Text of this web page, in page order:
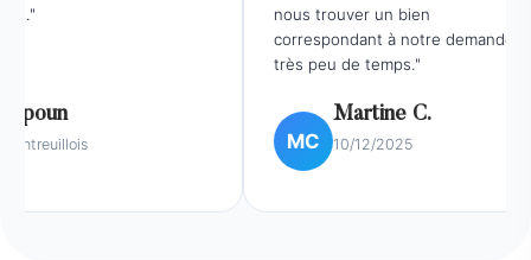
nous trouver un bien
correspondant à notre demande en
très peu de temps."
MC
Martine C.
10/12/2025